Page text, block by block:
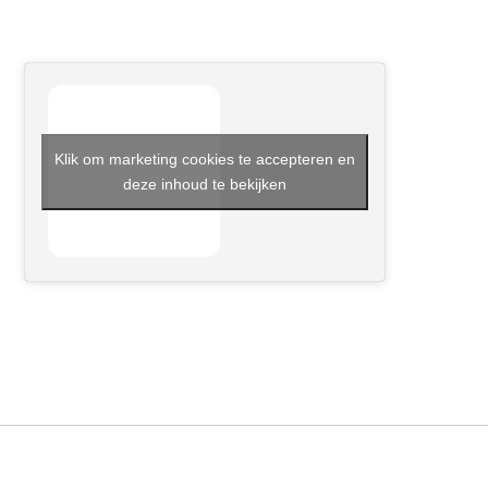
Klik om marketing cookies te accepteren en
deze inhoud te bekijken